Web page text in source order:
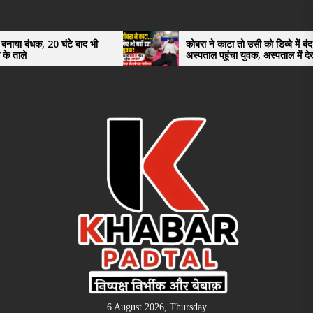
the
content
बाद भी
कोबरा ने काटा तो उसी को डिब्बे में बंद कर
अस्पताल पहुंचा युवक, अस्पताल में देखकर डॉक्टर
भी रह गए हैरान
6 August 2026, Thursday